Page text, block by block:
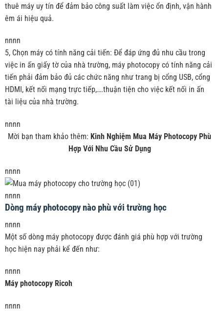
thuê máy uy tín để đảm bảo công suất làm việc ổn định, vận hành
êm ái hiệu quả.
nnnn
5, Chọn máy có tính năng cải tiến: Để đáp ứng đủ nhu cầu trong
việc in ấn giấy tờ của nhà trường, máy photocopy có tính năng cải
tiến phải đảm bảo đủ các chức năng như trang bị cổng USB, cổng
HDMI, kết nối mạng trực tiếp,….thuận tiện cho việc kết nối in ấn
tài liệu của nhà trường.
nnnn
Mời bạn tham khảo thêm: Kinh Nghiệm Mua Máy Photocopy Phù
Hợp Với Nhu Cầu Sử Dụng
nnnn
nnnn
Dòng máy photocopy nào phù với trường học
nnnn
Một số dòng máy photocopy được đánh giá phù hợp với trường
học hiện nay phải kể đến như:
nnnn
Máy photocopy Ricoh
nnnn